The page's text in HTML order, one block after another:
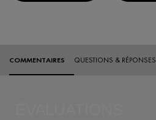
COMMENTAIRES QUESTIONS & RÉPONSES